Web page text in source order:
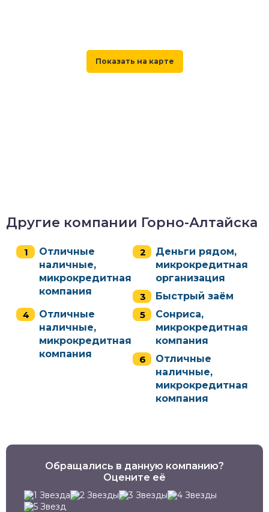
Другие компании Горно-Алтайска
Отличные
наличные,
микрокредитная
компания
Деньги рядом,
микрокредитная
организация
Быстрый заём
Отличные
наличные,
микрокредитная
компания
Сонриса,
микрокредитная
компания
Отличные
наличные,
микрокредитная
компания
Обращались в данную компанию?
Оцените её